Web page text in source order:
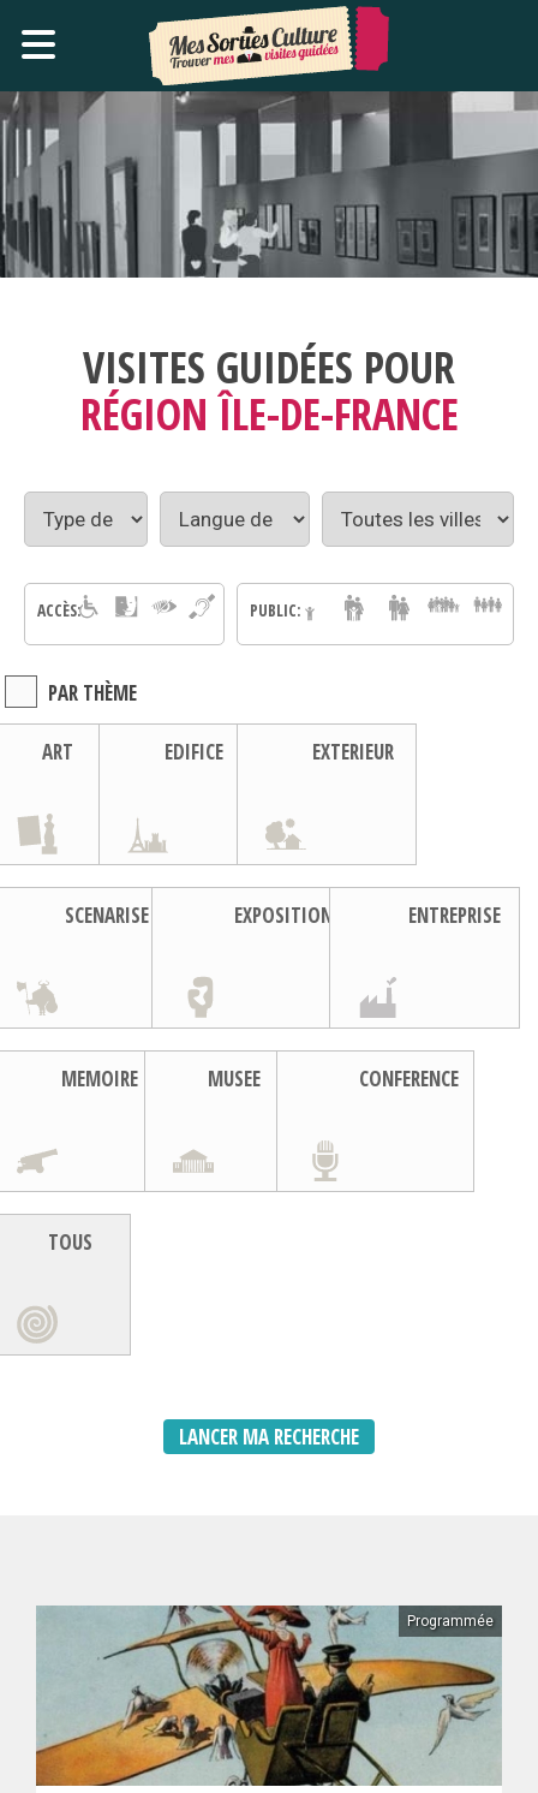
VISITES GUIDÉES POUR
RÉGION ÎLE-DE-FRANCE
ACCÈS: PUBLIC:
PAR THÈME
ART EDIFICE EXTERIEUR
SCENARISE EXPOSITION ENTREPRISE
MEMOIRE MUSEE CONFERENCE
TOUS
LANCER MA RECHERCHE
Programmée